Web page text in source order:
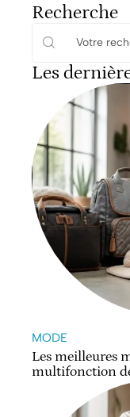
Recherche
Les
MODE
Les meilleures
multifonction